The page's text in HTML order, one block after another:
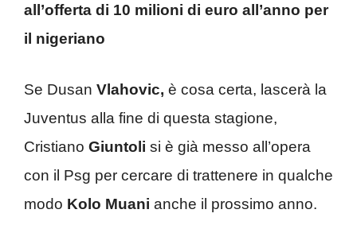
all’offerta di 10 milioni di euro all’anno per
il nigeriano
Se Dusan Vlahovic, è cosa certa, lascerà la
Juventus alla fine di questa stagione,
Cristiano Giuntoli si è già messo all’opera
con il Psg per cercare di trattenere in qualche
modo Kolo Muani anche il prossimo anno.